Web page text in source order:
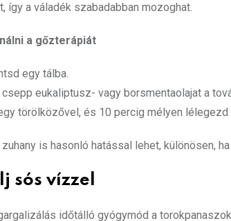
így a váladék szabadabban mozoghat.
a gőzterápiát
egy tálba.
csepp eukaliptusz- vagy borsmentaolajat a
törölközővel, és 10 percig mélyen lélegezd
zuhany is hasonló hatással lehet, különösen,
sós vízzel
időtálló gyógymód a